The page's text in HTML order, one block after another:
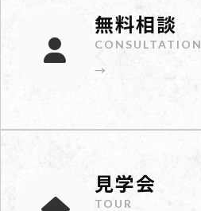
無料相談
CONSULTATION
→
見学会
TOUR